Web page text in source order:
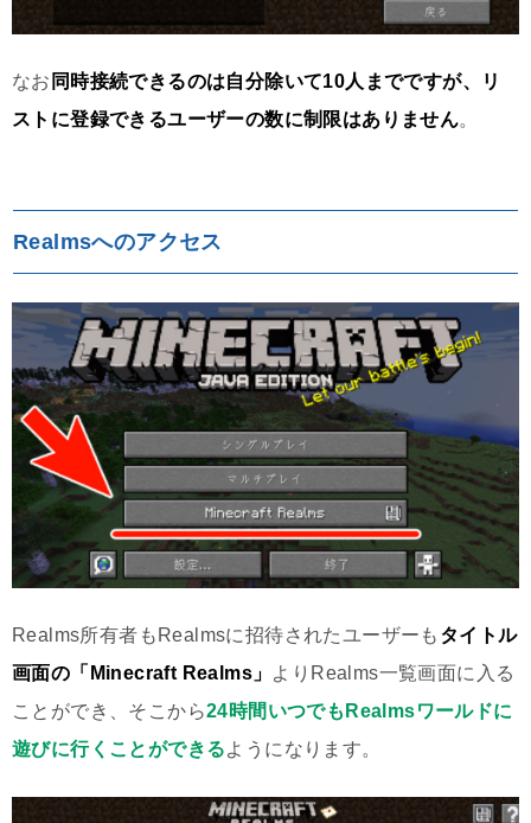
なお 同時接続できるのは自分除いて10人までですが、リ
ストに登録できるユーザーの数に制限はありません。
Realmsへのアクセス
Realms所有者もRealmsに招待されたユーザーも タイトル
画面の「Minecraft Realms」 よりRealms一覧画面に入る
ことができ、そこから24時間いつでもRealmsワールドに
遊びに行くことができるようになります。